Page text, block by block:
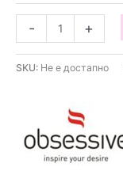
-
Obsessive
-
Luiza
Црна
+
SKU: Не е достапно